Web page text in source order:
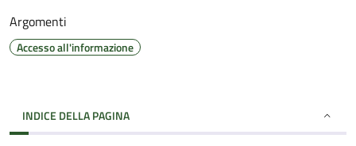
Argomenti
Accesso all'informazione
INDICE DELLA PAGINA